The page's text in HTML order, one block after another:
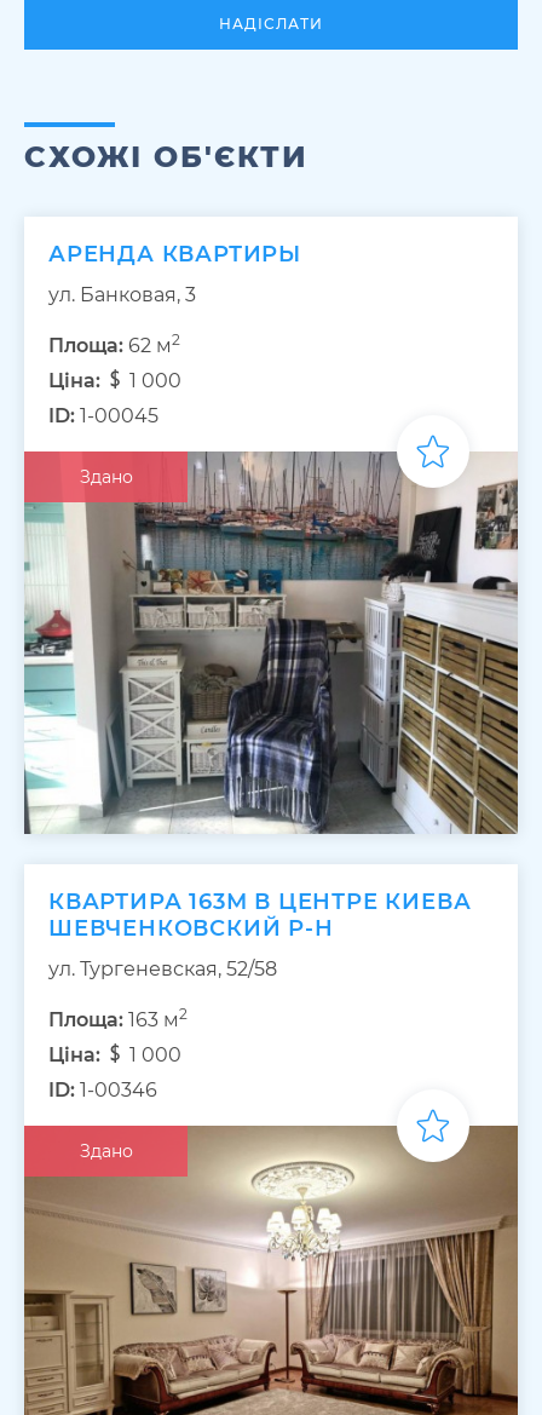
НАДІСЛАТИ
СХОЖІ ОБ'ЄКТИ
АРЕНДА КВАРТИРЫ
ул. Банковая, 3
Площа: 62 м2
Ціна:
1 000
ID: 1-00045
Здано
КВАРТИРА 163М В ЦЕНТРЕ КИЕВА
ШЕВЧЕНКОВСКИЙ Р-Н
ул. Тургеневская, 52/58
Площа: 163 м2
Ціна:
1 000
ID: 1-00346
Здано